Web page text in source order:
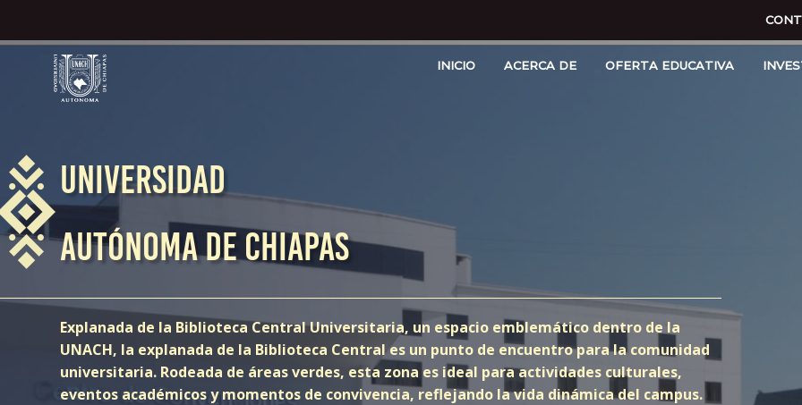
INICIO ACERCA DE OFERTA EDUCATIVA
UNIVERSIDAD
AUTÓNOMA DE CHIAPAS
Explanada de la Biblioteca Central Universitaria, un espacio emblemático dentro de la
UNACH, la explanada de la Biblioteca Central es un punto de encuentro para la comunidad
universitaria. Rodeada de áreas verdes, esta zona es ideal para actividades culturales,
eventos académicos y momentos de convivencia, reflejando la vida dinámica del campus.